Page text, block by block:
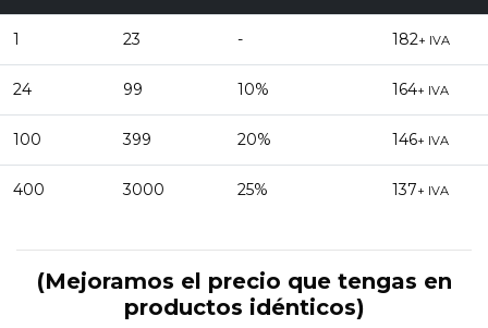
1 23 - 182+ IVA
24 99 10% 164+ IVA
100 399 20% 146+ IVA
400 3000 25% 137+ IVA
(Mejoramos el precio que tengas en
productos idénticos)